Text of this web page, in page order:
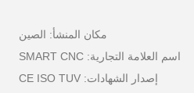
مكان المنشأ: الصين
اسم العلامة التجارية: SMART CNC
إصدار الشهادات: CE ISO TUV